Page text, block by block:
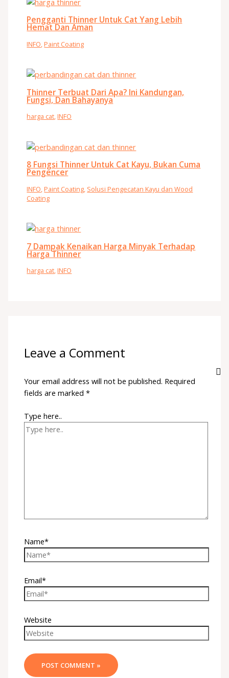
Pengganti Thinner Untuk Cat Yang Lebih
Hemat Dan Aman
INFO ,Paint Coating
Thinner Terbuat Dari Apa? Ini Kandungan,
Fungsi, Dan Bahayanya
harga cat,INFO
8 Fungsi Thinner Untuk Cat Kayu, Bukan Cuma
Pengencer
INFO,Paint Coating, Solusi Pengecatan Kayu dan Wood
Coating
7 Dampak Kenaikan Harga Minyak Terhadap
Harga Thinner
harga cat,INFO
Leave a Comment
Your email address will not be published. Required
fields are marked*
Type here..
Name*
Email*
Website